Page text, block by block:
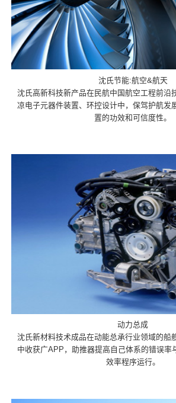
沈氏节能:航空&航天
沈氏高新科技新产品在民航中国航空工程前沿
凉电子元器件装置、环控设计中，保驾护航发
置的功效和可信度性。
动力总成
沈氏新材料技术成品在动能总承行业领域的船
中收获广APP，助推器提高自己体系的错误率
效率程序运行。